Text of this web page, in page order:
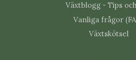
Växtblogg - Tips
Vanliga frågor
Växtskötsel